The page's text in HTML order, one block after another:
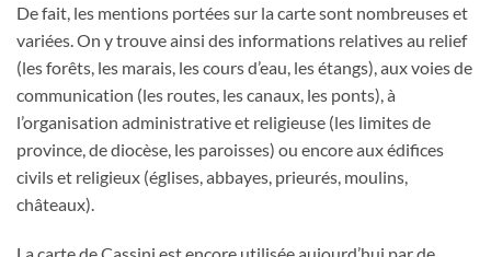
De fait, les mentions portées sur la carte sont nombreuses et
variées. On y trouve ainsi des informations relatives au relief
(les forêts, les marais, les cours d’eau, les étangs), aux voies de
communication (les routes, les canaux, les ponts), à
l’organisation administrative et religieuse (les limites de
province, de diocèse, les paroisses) ou encore aux édifices
civils et religieux (églises, abbayes, prieurés, moulins,
châteaux).